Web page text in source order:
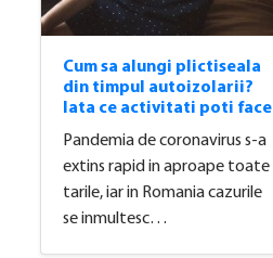
Cum sa alungi plictiseala
din timpul autoizolarii?
Iata ce activitati poti face
Pandemia de coronavirus s-a
extins rapid in aproape toate
tarile, iar in Romania cazurile
se inmultesc…